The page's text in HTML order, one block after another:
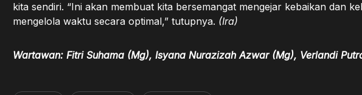
kita sendiri. “Ini akan membuat kita bersemangat mengejar kebaikan dan
mengelola waktu secara optimal,” tutupnya. (Ira)
Wartawan: Fitri Suhama (Mg), Isyana Nurazizah Azwar (Mg), Verlandi